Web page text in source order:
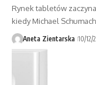
Rynek tabletów
kiedy Michael
Aneta Zientarska 10/12/